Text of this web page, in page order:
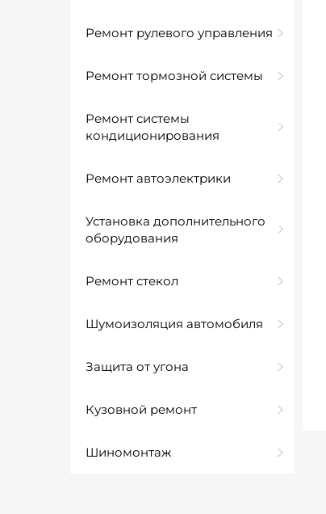
Ремонт рулевого управления
Ремонт тормозной системы
Ремонт системы
кондиционирования
Ремонт автоэлектрики
Установка дополнительного
оборудования
Ремонт стекол
Шумоизоляция автомобиля
Защита от угона
Кузовной ремонт
Шиномонтаж